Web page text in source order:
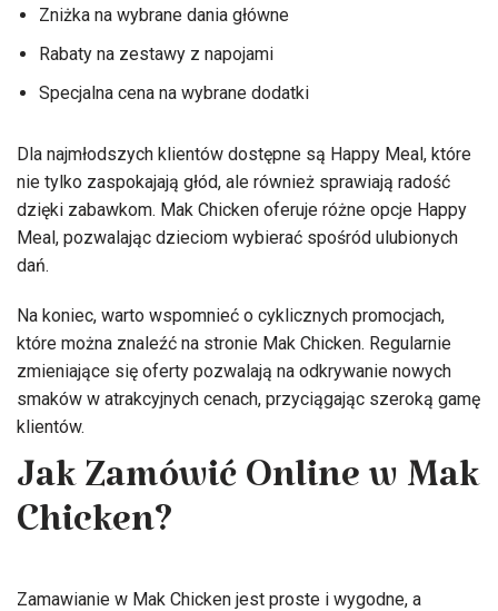
Zniżka na wybrane dania główne
Rabaty na zestawy z napojami
Specjalna cena na wybrane dodatki
Dla najmłodszych klientów dostępne są Happy Meal, które
nie tylko zaspokajają głód, ale również sprawiają radość
dzięki zabawkom. Mak Chicken oferuje różne opcje Happy
Meal, pozwalając dzieciom wybierać spośród ulubionych
dań.
Na koniec, warto wspomnieć o cyklicznych promocjach,
które można znaleźć na stronie Mak Chicken. Regularnie
zmieniające się oferty pozwalają na odkrywanie nowych
smaków w atrakcyjnych cenach, przyciągając szeroką gamę
klientów.
Jak Zamówić Online w Mak
Chicken?
Zamawianie w Mak Chicken jest proste i wygodne, a